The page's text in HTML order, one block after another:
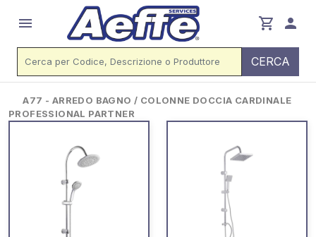
menu shopping_cart person
CERCA
A77 - ARREDO BAGNO / COLONNE DOCCIA CARDINALE
PROFESSIONAL PARTNER